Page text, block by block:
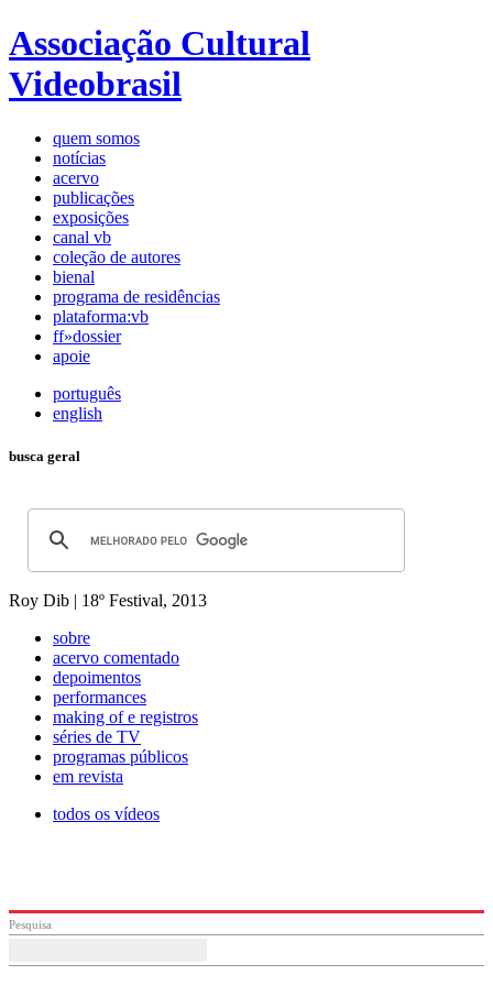
Associação Cultural
Videobrasil
quem somos
notícias
acervo
publicações
exposições
canal vb
coleção de autores
bienal
programa de residências
plataforma:vb
ff»dossier
apoie
português
english
busca geral
Roy Dib | 18º Festival, 2013
sobre
acervo comentado
depoimentos
performances
making of e registros
séries de TV
programas públicos
em revista
todos os vídeos
Pesquisa